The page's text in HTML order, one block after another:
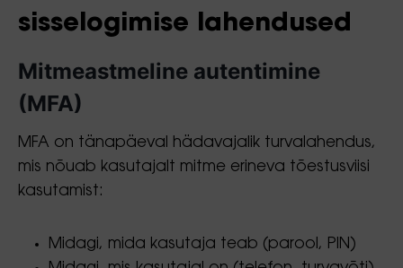
sisselogimise lahendused
Mitmeastmeline autentimine
(MFA)
MFA on tänapäeval hädavajalik turvalahendus,
mis nõuab kasutajalt mitme erineva tõestusviisi
kasutamist:
Midagi, mida kasutaja teab (parool, PIN)